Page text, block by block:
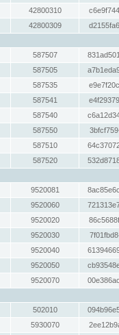
42800310
42800309
587507
587505
587535
587541
587540
587550
587510
587520
9520081
9520060
9520020
9520030
9520040
9520050
9520070
502010
5930070